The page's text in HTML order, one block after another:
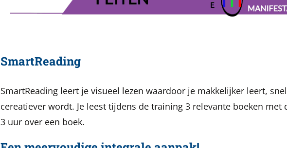
SmartReading
SmartReading leert je visueel lezen waardoor je makkelijker leert,
cereatiever wordt. Je leest tijdens de training 3 relevante boeken
3 uur over een boek.